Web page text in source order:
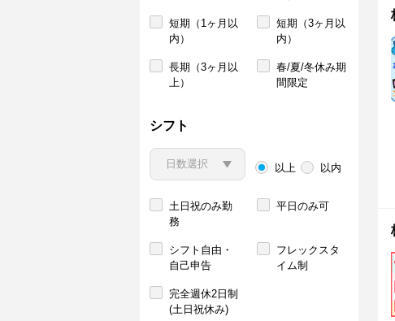
短期（1ヶ月以
内）
短期（3ヶ月以
内）
長期（3ヶ月以
上）
春/夏/冬休み期
間限定
シフト
以上 以内
土日祝のみ勤
務
平日のみ可
シフト自由・
自己申告
フレックスタ
イム制
完全週休2日制
(土日祝休み)